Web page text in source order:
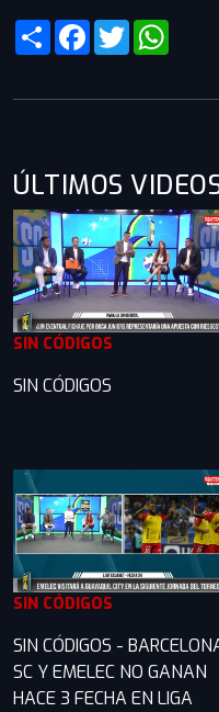
ShareFacebook
Twitter
ÚLTIMOS
SIN CÓDIGOS
SIN CÓDIGOS
SIN CÓDIGOS
SIN CÓDIGOS -
SC Y EMELEC NO GANAN
HACE 3 FECHA EN LIGA